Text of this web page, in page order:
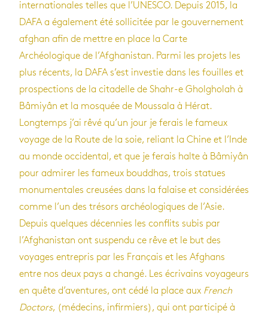
internationales telles que l’UNESCO. Depuis 2015, la
DAFA a également été sollicitée par le gouvernement
afghan afin de mettre en place la Carte
Archéologique de l’Afghanistan. Parmi les projets les
plus récents, la DAFA s’est investie dans les fouilles et
prospections de la citadelle de Shahr-e Gholgholah à
Bâmiyân et la mosquée de Moussala à Hérat.
Longtemps j’ai rêvé qu’un jour je ferais le fameux
voyage de la Route de la soie, reliant la Chine et l’Inde
au monde occidental, et que je ferais halte à Bâmiyân
pour admirer les fameux bouddhas, trois statues
monumentales creusées dans la falaise et considérées
comme l’un des trésors archéologiques de l’Asie.
Depuis quelques décennies les conflits subis par
l’Afghanistan ont suspendu ce rêve et le but des
voyages entrepris par les Français et les Afghans
entre nos deux pays a changé. Les écrivains voyageurs
en quête d’aventures, ont cédé la place aux French
Doctors, (médecins, infirmiers), qui ont participé à